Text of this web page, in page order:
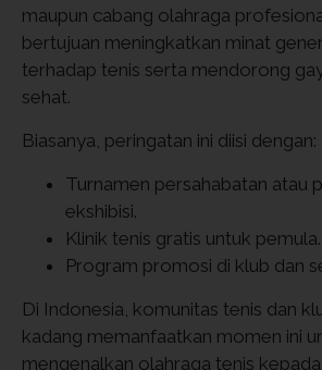
maupun cabang olahraga
bertujuan meningkatkan minat
terhadap tenis serta mendorong
sehat.
Biasanya, peringatan ini diisi dengan:
Turnamen persahabatan atau
ekshibisi.
Klinik tenis gratis untuk pemula.
Program promosi di klub dan
Di Indonesia, komunitas tenis dan
kadang memanfaatkan momen ini
mengenalkan olahraga tenis